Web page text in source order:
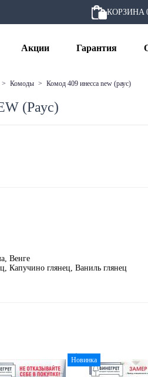
КОРЗИНА
Акции Гарантия
> комоды > комод 409 инесса new (раус)
(Раус)
Венге
Капучино глянец, Ваниль глянец
Новинка